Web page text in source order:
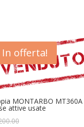
In offerta!
MONTARBO MT360A
attive usate